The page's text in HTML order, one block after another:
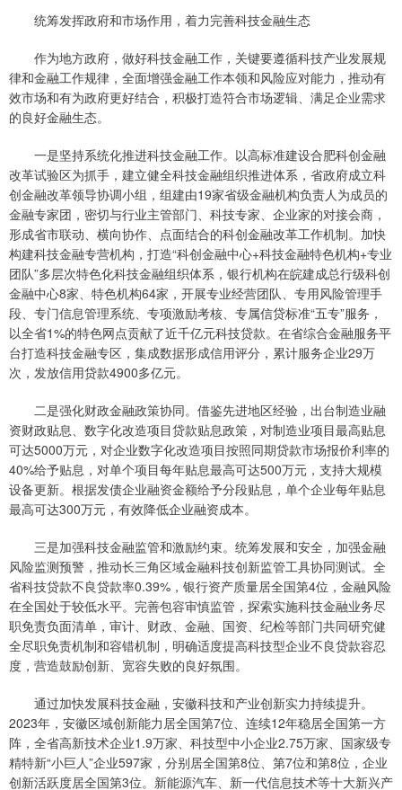
统筹发挥政府和市场作用，着力完善科技金融生态
作为地方政府，做好科技金融工作，关键要遵循科技产业发展规
律和金融工作规律，全面增强金融工作本领和风险应对能力，推动有
效市场和有为政府更好结合，积极打造符合市场逻辑、满足企业需求
的良好金融生态。
一是坚持系统化推进科技金融工作。以高标准建设合肥科创金融
改革试验区为抓手，建立健全科技金融组织推进体系，省政府成立科
创金融改革领导协调小组，组建由19家省级金融机构负责人为成员的
金融专家团，密切与行业主管部门、科技专家、企业家的对接会商，
形成省市联动、横向协作、点面结合的科创金融改革工作机制。加快
构建科技金融专营机构，打造“科创金融中心+科技金融特色机构+专业
团队”多层次特色化科技金融组织体系，银行机构在皖建成总行级科创
金融中心8家、特色机构64家，开展专业经营团队、专用风险管理手
段、专门信息管理系统、专项激励考核、专属信贷标准“五专”服务，
以全省1%的特色网点贡献了近千亿元科技贷款。在省综合金融服务平
台打造科技金融专区，集成数据形成信用评分，累计服务企业29万
次，发放信用贷款4900多亿元。
二是强化财政金融政策协同。借鉴先进地区经验，出台制造业融
资财政贴息、数字化改造项目贷款贴息政策，对制造业项目最高贴息
可达5000万元，对企业数字化改造项目按照同期贷款市场报价利率的
40%给予贴息，对单个项目每年贴息最高可达500万元，支持大规模
设备更新。根据发债企业融资金额给予分段贴息，单个企业每年贴息
最高可达300万元，有效降低企业融资成本。
三是加强科技金融监管和激励约束。统筹发展和安全，加强金融
风险监测预警，推动长三角区域金融科技创新监管工具协同测试。全
省科技贷款不良贷款率0.39%，银行资产质量居全国第4位，金融风险
在全国处于较低水平。完善包容审慎监管，探索实施科技金融业务尽
职免责负面清单，审计、财政、金融、国资、纪检等部门共同研究健
全尽职免责机制和容错机制，明确适度提高科技型企业不良贷款容忍
度，营造鼓励创新、宽容失败的良好氛围。
通过加快发展科技金融，安徽科技和产业创新实力持续提升。
2023年，安徽区域创新能力居全国第7位、连续12年稳居全国第一方
阵，全省高新技术企业1.9万家、科技型中小企业2.75万家、国家级专
精特新“小巨人”企业597家，分别居全国第8位、第7位和第8位，企业
创新活跃度居全国第3位。新能源汽车、新一代信息技术等十大新兴产